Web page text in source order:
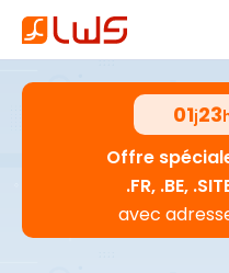
01j23
Offre
.FR, .BE,
avec